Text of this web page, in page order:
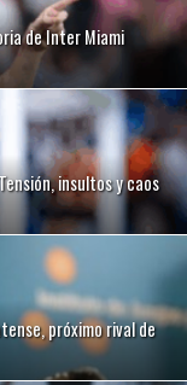
de Inter Miami
insultos y caos
próximo rival de